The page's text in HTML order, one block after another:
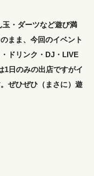
・ダーツなど遊び満
まま、今回のイベント
ドリンク・DJ・LIVE
1日のみの出店ですがイ
ぜひぜひ（まさに）遊